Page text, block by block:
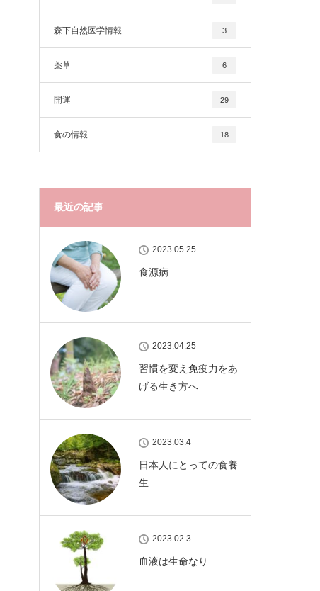
森下自然医学情報 3
薬草 6
開運 29
食の情報 18
最近の記事
2023.05.25
食源病
2023.04.25
習慣を変え免疫力をあ
げる生き方へ
2023.03.4
日本人にとっての食養
生
2023.02.3
血液は生命なり